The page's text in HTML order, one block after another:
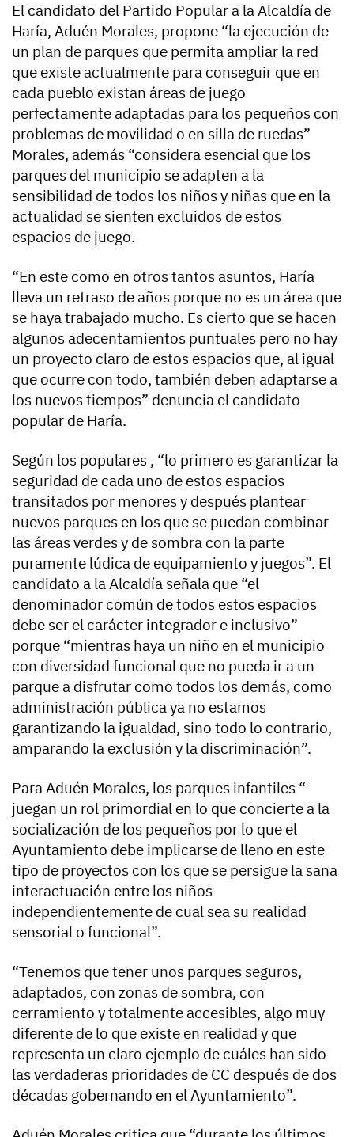
El candidato del Partido Popular a la Alcaldía de
Haría, Aduén Morales, propone “la ejecución de
un plan de parques que permita ampliar la red
que existe actualmente para conseguir que en
cada pueblo existan áreas de juego
perfectamente adaptadas para los pequeños con
problemas de movilidad o en silla de ruedas”
Morales, además “considera esencial que los
parques del municipio se adapten a la
sensibilidad de todos los niños y niñas que en la
actualidad se sienten excluidos de estos
espacios de juego.
“En este como en otros tantos asuntos, Haría
lleva un retraso de años porque no es un área que
se haya trabajado mucho. Es cierto que se hacen
algunos adecentamientos puntuales pero no hay
un proyecto claro de estos espacios que, al igual
que ocurre con todo, también deben adaptarse a
los nuevos tiempos” denuncia el candidato
popular de Haría.
Según los populares , “lo primero es garantizar la
seguridad de cada uno de estos espacios
transitados por menores y después plantear
nuevos parques en los que se puedan combinar
las áreas verdes y de sombra con la parte
puramente lúdica de equipamiento y juegos”. El
candidato a la Alcaldía señala que “el
denominador común de todos estos espacios
debe ser el carácter integrador e inclusivo”
porque “mientras haya un niño en el municipio
con diversidad funcional que no pueda ir a un
parque a disfrutar como todos los demás, como
administración pública ya no estamos
garantizando la igualdad, sino todo lo contrario,
amparando la exclusión y la discriminación”.
Para Aduén Morales, los parques infantiles “
juegan un rol primordial en lo que concierte a la
socialización de los pequeños por lo que el
Ayuntamiento debe implicarse de lleno en este
tipo de proyectos con los que se persigue la sana
interactuación entre los niños
independientemente de cual sea su realidad
sensorial o funcional”.
“Tenemos que tener unos parques seguros,
adaptados, con zonas de sombra, con
cerramiento y totalmente accesibles, algo muy
diferente de lo que existe en realidad y que
representa un claro ejemplo de cuáles han sido
las verdaderas prioridades de CC después de dos
décadas gobernando en el Ayuntamiento”.